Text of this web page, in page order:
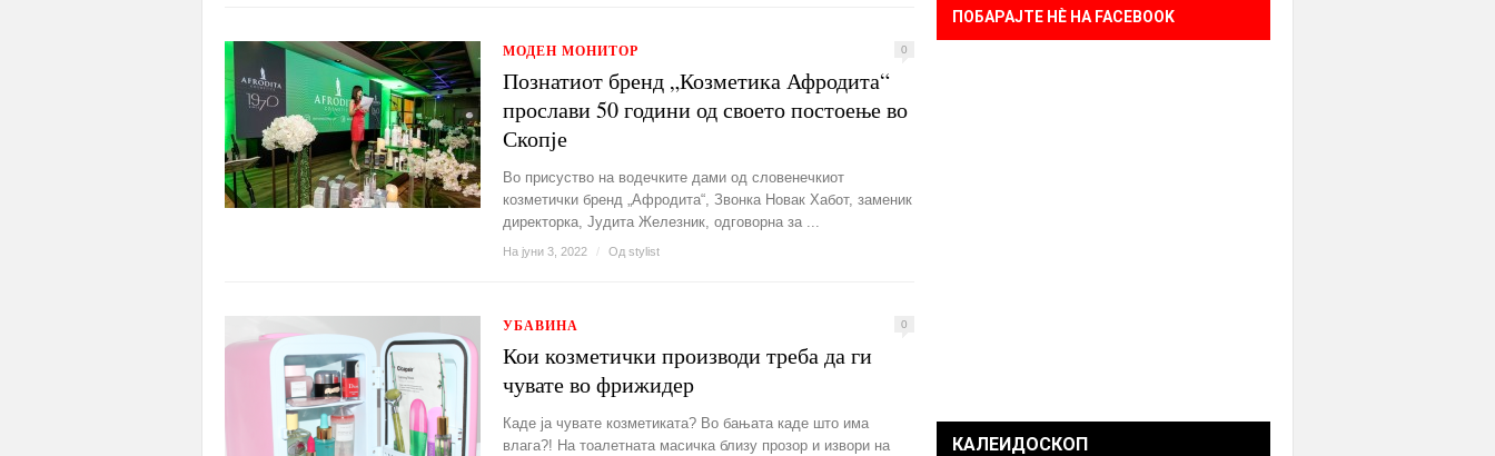
МОДЕН МОНИТОР 0
Познатиот бренд „Козметика Афродита“
прослави 50 години од своето постоење во
Скопје
Во присуство на водечките дами од словенечкиот
козметички бренд „Афродита“, Звонка Новак Хабот, заменик
директорка, Јудита Железник, одговорна за ...
На јуни 3, 2022 / Од stylist
УБАВИНА 0
Кои козметички производи треба да ги
чувате во фрижидер
Каде ја чувате козметиката? Во бањата каде што има
влага?! На тоалетната масичка близу прозор и извори на
ПОБАРАЈТЕ НÈ НА FACEBOOK
КАЛЕИДОСКОП